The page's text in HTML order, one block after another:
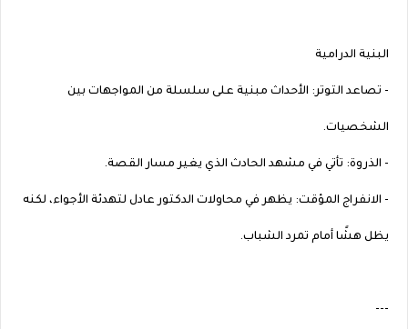
البنية الدرامية
- تصاعد التوتر: الأحداث مبنية على سلسلة من المواجهات بين
الشخصيات.
- الذروة: تأتي في مشهد الحادث الذي يغير مسار القصة.
- الانفراج المؤقت: يظهر في محاولات الدكتور عادل لتهدئة الأجواء، لكنه
يظل هشًا أمام تمرد الشباب.
---